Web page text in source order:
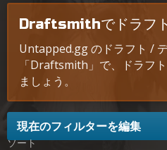
Draftsmithでドラフ
Untapped.gg のドラフト /
「Draftsmith」で、ドラフ
ましょう。
現在のフィルターを編集
ソート